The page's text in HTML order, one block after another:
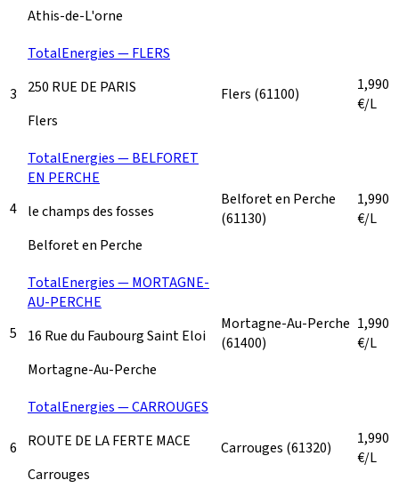
Athis-de-L'orne
3
TotalEnergies — FLERS
250 RUE DE PARIS
Flers
Flers (61100)
1,990
€/L
4
TotalEnergies — BELFORET
EN PERCHE
le champs des fosses
Belforet en Perche
Belforet en Perche
(61130)
1,990
€/L
5
TotalEnergies — MORTAGNE-
AU-PERCHE
16 Rue du Faubourg Saint Eloi
Mortagne-Au-Perche
Mortagne-Au-Perche
(61400)
1,990
€/L
6
TotalEnergies — CARROUGES
ROUTE DE LA FERTE MACE
Carrouges
Carrouges (61320)
1,990
€/L